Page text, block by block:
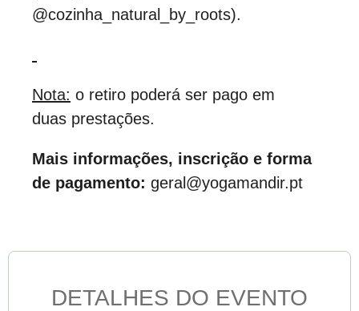
@cozinha_natural_by_roots).
Nota: o retiro poderá ser pago em
duas prestações.
Mais informações, inscrição e forma
de pagamento: geral@yogamandir.pt
DETALHES DO EVENTO